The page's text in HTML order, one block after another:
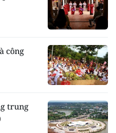
hình hoa văn thêu
Nam người Thái mặc
áo cánh xẻ ngực có túi
cài khuy tết bằng
phổ biến là đen, có thể
sọc hoặc trắng. Ngày
bên trong có một
theo kiểu mỏ rìu. Khi
một sải tay.
khác nhau: nhà mái
công
trung